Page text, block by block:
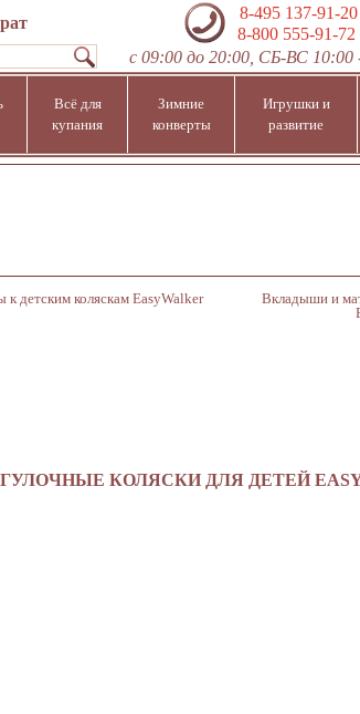
8-495 137-91-20
8-800 555-91-72
с 09:00 до 20:00, СБ-ВС 10:00
Всё для
купания
Зимние
конверты
Игрушки и
развитие
к детским коляскам EasyWalker
Вкладыши и
КОЛЯСКИ ДЛЯ ДЕТЕЙ